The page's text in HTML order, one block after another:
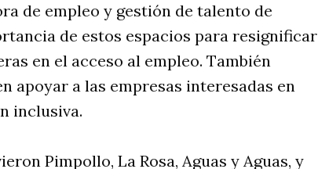
de empleo y gestión de talento de
de estos espacios para resignificar
en el acceso al empleo. También
apoyar a las empresas interesadas en
inclusiva.
Pimpollo, La Rosa, Aguas y Aguas, y